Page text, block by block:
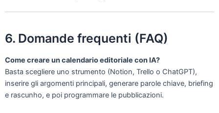
6. Domande frequenti (FAQ)
Come creare un calendario editoriale con IA?
Basta scegliere uno strumento (Notion, Trello o ChatGPT),
inserire gli argomenti principali, generare parole chiave, briefing
e rascunho, e poi programmare le pubblicazioni.